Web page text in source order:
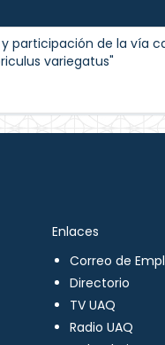
participación de la vía
variegatus"
Enlaces
Correo de
Directorio
TV UAQ
Radio UAQ